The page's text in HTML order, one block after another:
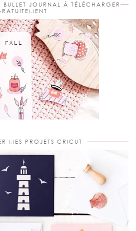
BULLET JOURNAL À TÉLÉCHARGER
MES PROJETS CRICUT